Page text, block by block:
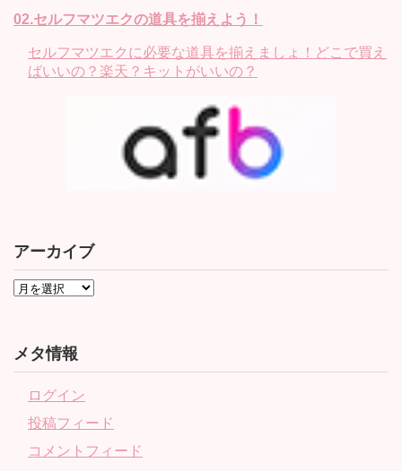
02.セルフマツエクの道具を揃えよう！
セルフマツエクに必要な道具を揃えましょ！どこで買え
ばいいの？楽天？キットがいいの？
アーカイブ
メタ情報
ログイン
投稿フィード
コメントフィード